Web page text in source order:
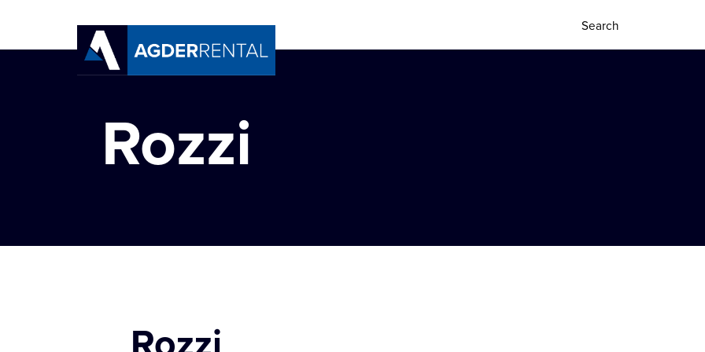
Rozzi